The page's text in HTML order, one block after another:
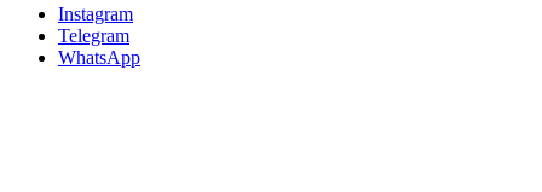
Instagram
Telegram
WhatsApp